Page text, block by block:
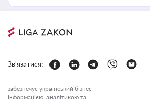
Зв'язатися:
забезпечує український бізнес
інформацією, аналітикою та